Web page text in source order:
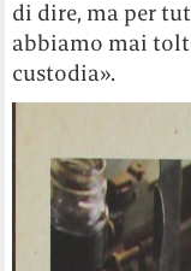
di dire, ma per
abbiamo mai
custodia».